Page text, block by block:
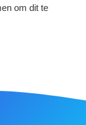
om dit te